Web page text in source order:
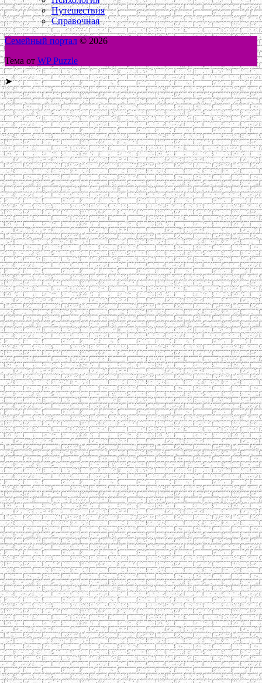
Путешествия
Справочная
Семейный портал © 2026
Тема от WP Puzzle
➤